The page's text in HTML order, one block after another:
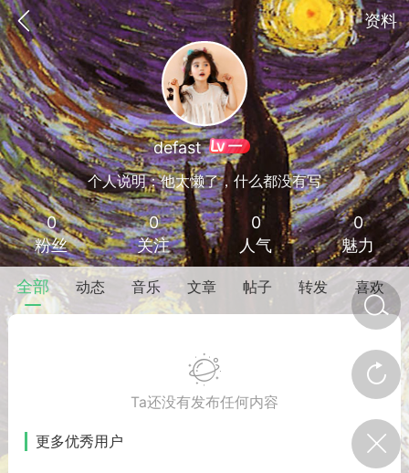
资料
defast 一
个人说明：他太懒了，什么都没有写
0
粉丝
0
关注
0
人气
0
魅力
全部 动态 音乐 文章 帖子 转发 喜欢
Ta还没有发布任何内容
更多优秀用户